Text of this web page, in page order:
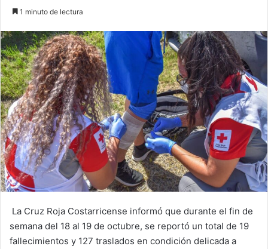
1 minuto de lectura
La Cruz Roja Costarricense informó que durante el fin de
semana del 18 al 19 de octubre, se reportó un total de 19
fallecimientos y 127 traslados en condición delicada a